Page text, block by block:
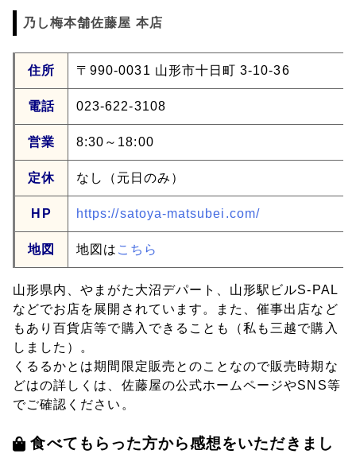
乃し梅本舗佐藤屋 本店
住所 〒990-0031 山形市十日町 3-10-36
電話 023-622-3108
営業 8:30～18:00
定休 なし（元日のみ）
HP https://satoya-matsubei.com/
地図 地図は こちら
山形県内、やまがた大沼デパート、山形駅ビルS-PAL
などでお店を展開されています。また、催事出店など
もあり百貨店等で購入できることも（私も三越で購入
しました）。
くるるかとは期間限定販売とのことなので販売時期な
どはの詳しくは、佐藤屋の公式ホームページやSNS等
でご確認ください。
食べてもらった方から感想をいただきまし